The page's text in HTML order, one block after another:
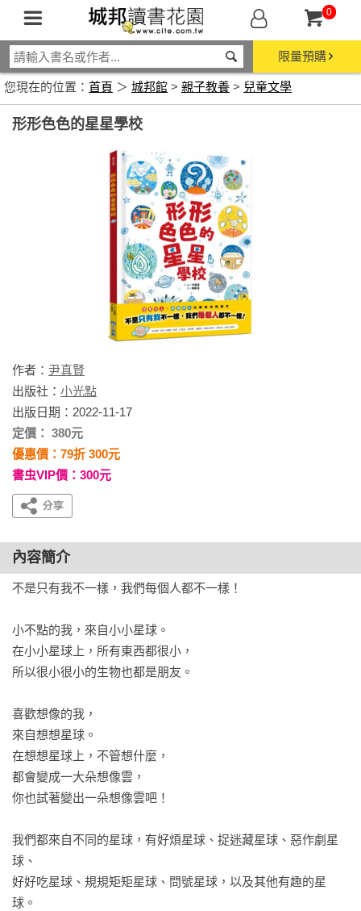
0
限量預購
您現在的位置： 首頁 ＞ 城邦館 > 親子教養 > 兒童文學
形形色色的星星學校
作者： 尹真賢
出版社： 小光點
出版日期：2022-11-17
定價： 380元
優惠價：79折 300元
書虫VIP價：300元
內容簡介
不是只有我不一樣，我們每個人都不一樣！
小不點的我，來自小小星球。
在小小星球上，所有東西都很小，
所以很小很小的生物也都是朋友。
喜歡想像的我，
來自想想星球。
在想想星球上，不管想什麼，
都會變成一大朵想像雲，
你也試著變出一朵想像雲吧！
我們都來自不同的星球，有好煩星球、捉迷藏星球、惡作劇星
球、
好好吃星球、規規矩矩星球、問號星球，以及其他有趣的星
球。